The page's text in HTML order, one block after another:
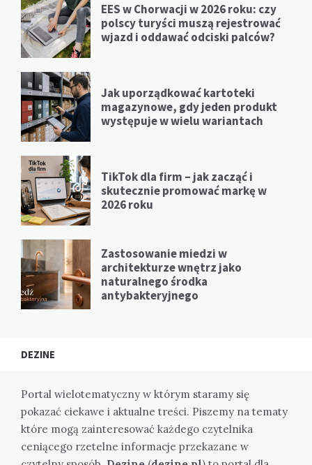
EES w Chorwacji w 2026 roku: czy
polscy turyści muszą rejestrować
wjazd i oddawać odciski palców?
Jak uporządkować kartoteki
magazynowe, gdy jeden produkt
występuje w wielu wariantach
TikTok dla firm – jak zacząć i
skutecznie promować markę w
2026 roku
Zastosowanie miedzi w
architekturze wnętrz jako
naturalnego środka
antybakteryjnego
DEZINE
Portal wielotematyczny w którym staramy się
pokazać ciekawe i aktualne treści. Piszemy na tematy
które mogą zainteresować każdego czytelnika
ceniącego rzetelne informacje przekazane w